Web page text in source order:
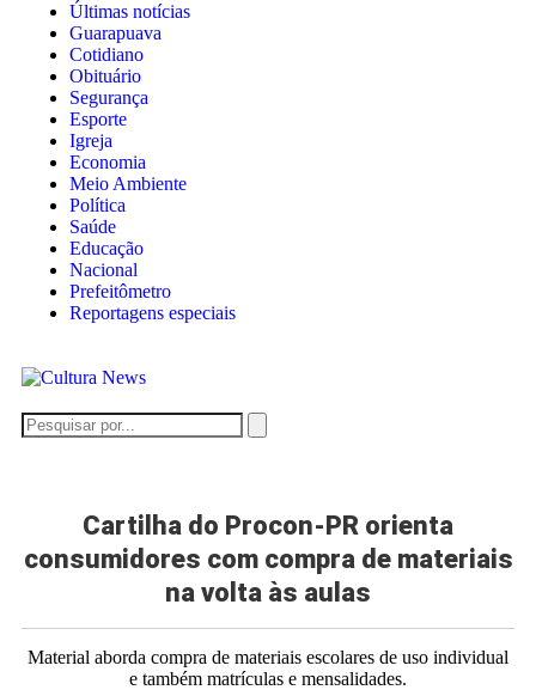
Últimas notícias
Guarapuava
Cotidiano
Obituário
Segurança
Esporte
Igreja
Economia
Meio Ambiente
Política
Saúde
Educação
Nacional
Prefeitômetro
Reportagens especiais
Cartilha do Procon-PR orienta
consumidores com compra de materiais
na volta às aulas
Material aborda compra de materiais escolares de uso individual
e também matrículas e mensalidades.